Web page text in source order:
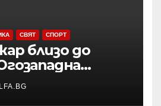
СВЯТ СПОРТ
близо до
до